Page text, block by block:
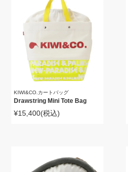
KIWI&CO.カートバッグ
Drawstring Mini Tote Bag
¥15,400(税込)